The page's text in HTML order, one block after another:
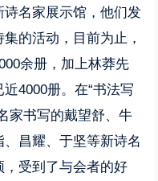
名家展示馆，他们发
的活动，目前为止，
余册，加上林莽先
4000册。在“书法写
家书写的戴望舒、牛
昌耀、于坚等新诗名
受到了与会者的好